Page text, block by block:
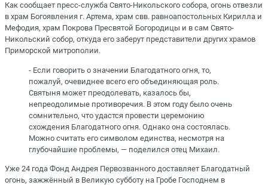
Как сообщает пресс-служба Свято-Никольского собора, огонь отвезли
в храм Богоявления г. Артема, храм свв. равноапостольных Кирилла и
Мефодия, храм Покрова Пресвятой Богородицы и в сам Свято-
Никольский собор, откуда его заберут представители других храмов
Приморской митрополии.
- Если говорить о значении Благодатного огня, то,
пожалуй, очевиднее всего его объединяющая роль.
Святыня может преодолевать, казалось бы,
непреодолимые противоречия. В этом году было очень
сомнительно, что удастся провести церемонию
схождения Благодатного огня. Однако она состоялась.
Можно считать его символом единства, несмотря на
глубочайшие проблемы, — поделился отец Михаил.
Уже 24 года Фонд Андрея Первозванного доставляет Благодатный
огонь, зажжённый в Великую субботу на Гробе Господнем в